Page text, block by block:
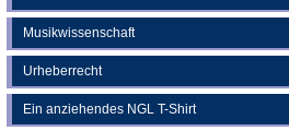
Musikwissenschaft
Urheberrecht
Ein anziehendes NGL T-Shirt